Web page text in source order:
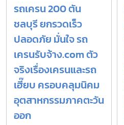
รถเครน 200 ตัน
ชลบุรี ยกรวดเร็ว
ปลอดภัย มั่นใจ รถ
เครนรับจ้าง.com ตัว
จริงเรื่องเครนและรถ
เฮี๊ยบ ครอบคลุมนิคม
อุตสาหกรรมภาคตะวัน
ออก